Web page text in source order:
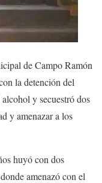
de Campo Ramón
la detención del
y secuestró dos
y amenazar a los
huyó con dos
amenazó con el